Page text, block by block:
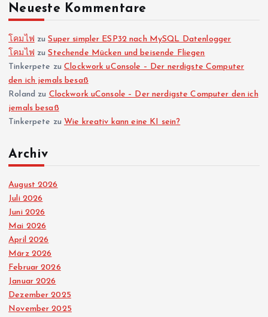
Neueste Kommentare
โคมไฟ zuSuper simpler ESP32 nach MySQL Datenlogger
โคมไฟ zuStechende Mücken und beisende Fliegen
Tinkerpete zuClockwork uConsole – Der nerdigste Computer
den ich jemals besaß
Roland zu Clockwork uConsole – Der nerdigste Computer den ich
jemals besaß
Tinkerpete zuWie kreativ kann eine KI sein?
Archiv
August 2026
Juli 2026
Juni 2026
Mai 2026
April 2026
März 2026
Februar 2026
Januar 2026
Dezember 2025
November 2025